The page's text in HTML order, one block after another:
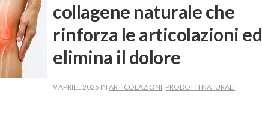
collagene naturale che
rinforza le articolazioni ed
elimina il dolore
9 APRILE 2025 INARTICOLAZIONI PRODOTTI NATURALI